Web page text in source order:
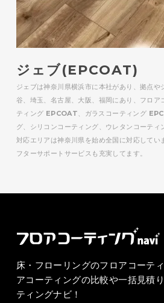
ジェブ(EPCOAT)
ジェブは神奈川県横浜市に本社があり、拠点や
谷、埼玉、名古屋、大阪、福岡にあり、フロア
ティング EPCOAT、ガラスコーティング
グ、シリコンコーティング、ウレタンコーティ
対応エリアは神奈川県を始め全国に対応してい
フターサポートサービスも充実してます。
床・フローリングのフロアコーテ
アコーティングの比較や一括見積
ティングナビ！